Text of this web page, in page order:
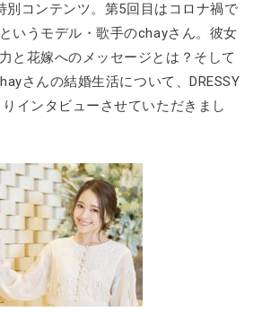
別コンテンツ。第5回目はコロナ禍で
いうモデル・歌手のchayさん。彼女
と花嫁へのメッセージとは？そして
さんの結婚生活について、DRESSY
インタビューさせていただきまし